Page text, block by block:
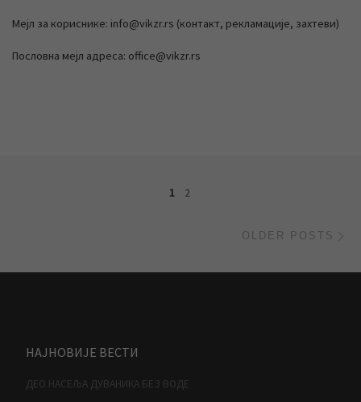
Мејл за кориснике: info@vikzr.rs (контакт, рекламације, захтеви)
Пословна мејл адреса: office@vikzr.rs
Posts navigation1 2
OLDER POSTS
НАЈНОВИЈЕ ВЕСТИ
ДЕО НАСЕЉА ДУВАНИКА БЕЗ ВОДЕ